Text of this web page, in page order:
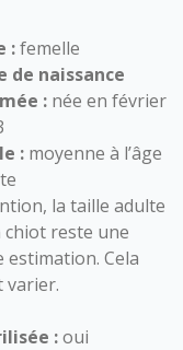
:femelle
de naissance
: née en février
: moyenne à l’âge
la taille adulte
chiot reste une
estimation. Cela
varier.
:oui